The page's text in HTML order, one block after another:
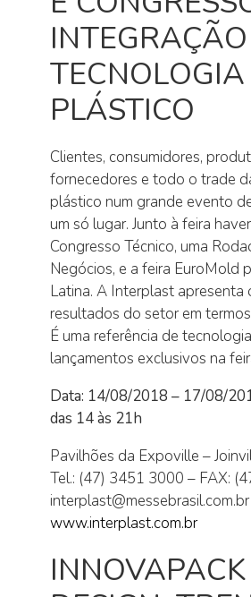
PLÁSTICO
Clientes, consumidores,
fornecedores e todo o trade
plástico num grande evento
um só lugar. Junto à feira
Congresso Técnico, uma
Negócios, e a feira EuroMold
Latina. A Interplast apresenta
resultados do setor em
É uma referência de
lançamentos exclusivos na
Data: 14/08/2018 – 17/08/
das 14 às 21h
Pavilhões da Expoville –
Tel.: (47) 3451 3000 – FAX:
interplast@messebrasil.com.br
www.interplast.com.br